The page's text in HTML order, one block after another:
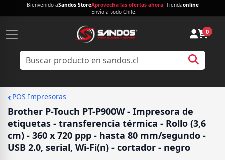
Bienvenido aSandos StoreAprovecha las ofertas ahora· Tiendaonline
· Envío a todo Chile.
0
‹ POS Impresoras
Brother P-Touch PT-P900W - Impresora de
etiquetas - transferencia térmica - Rollo (3,6
cm) - 360 x 720 ppp - hasta 80 mm/segundo -
USB 2.0, serial, Wi-Fi(n) - cortador - negro